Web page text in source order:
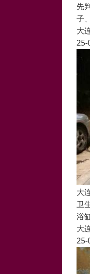
先
子
大
25-
大
卫
浴
大
25-